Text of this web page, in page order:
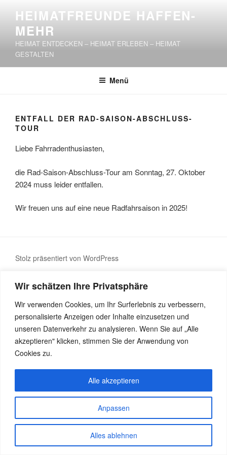
Wir schätzen Ihre Privatsphäre
Wir verwenden Cookies, um Ihr Surferlebnis zu verbessern,
personalisierte Anzeigen oder Inhalte einzusetzen und
unseren Datenverkehr zu analysieren. Wenn Sie auf „Alle
akzeptieren" klicken, stimmen Sie der Anwendung von
Cookies zu.
Anpassen
Alles ablehnen
Alle akzeptieren
springen
HEIMATFREUNDE HAFFEN-
MEHR
HEIMAT ENTDECKEN – HEIMAT ERLEBEN – HEIMAT
GESTALTEN
Menü
ENTFALL DER RAD-SAISON-ABSCHLUSS-
TOUR
Liebe Fahrradenthusiasten,
die Rad-Saison-Abschluss-Tour am Sonntag, 27. Oktober
2024 muss leider entfallen.
Wir freuen uns auf eine neue Radfahrsaison in 2025!
Stolz präsentiert von WordPress